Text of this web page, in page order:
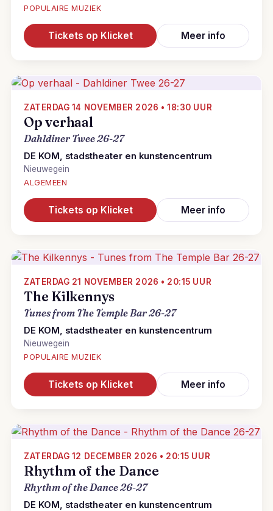
POPULAIRE MUZIEK
Tickets op Klicket Meer info
ZATERDAG 14 NOVEMBER 2026 • 18:30 UUR
Op verhaal
Dahldiner Twee 26-27
DE KOM, stadstheater en kunstencentrum
Nieuwegein
ALGEMEEN
Tickets op Klicket Meer info
ZATERDAG 21 NOVEMBER 2026 • 20:15 UUR
The Kilkennys
Tunes from The Temple Bar 26-27
DE KOM, stadstheater en kunstencentrum
Nieuwegein
POPULAIRE MUZIEK
Tickets op Klicket Meer info
ZATERDAG 12 DECEMBER 2026 • 20:15 UUR
Rhythm of the Dance
Rhythm of the Dance 26-27
DE KOM, stadstheater en kunstencentrum